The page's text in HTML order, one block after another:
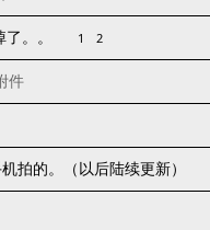
。。 1 2
拍的。（以后陆续更新）